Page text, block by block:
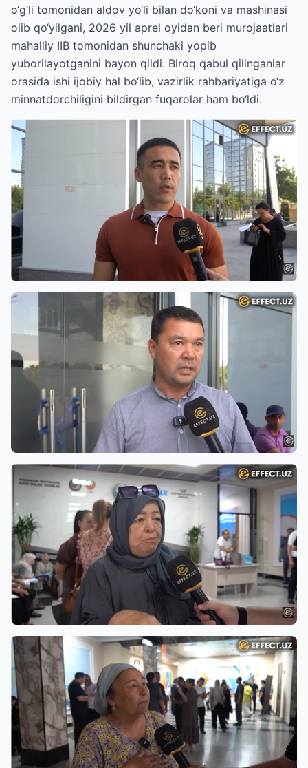
o‘g‘li tomonidan aldov yo‘li bilan do‘koni va mashinasi
olib qo‘yilgani, 2026 yil aprel oyidan beri murojaatlari
mahalliy IIB tomonidan shunchaki yopib
yuborilayotganini bayon qildi. Biroq qabul qilinganlar
orasida ishi ijobiy hal bo‘lib, vazirlik rahbariyatiga o‘z
minnatdorchiligini bildirgan fuqarolar ham bo‘ldi.